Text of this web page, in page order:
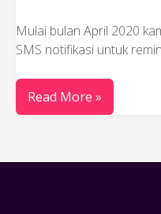
Mulai bulan April 2020
SMS notifikasi untuk
Read More »